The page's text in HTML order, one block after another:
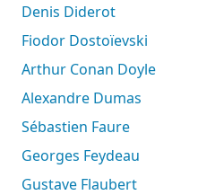
Denis Diderot
Fiodor Dostoïevski
Arthur Conan Doyle
Alexandre Dumas
Sébastien Faure
Georges Feydeau
Gustave Flaubert